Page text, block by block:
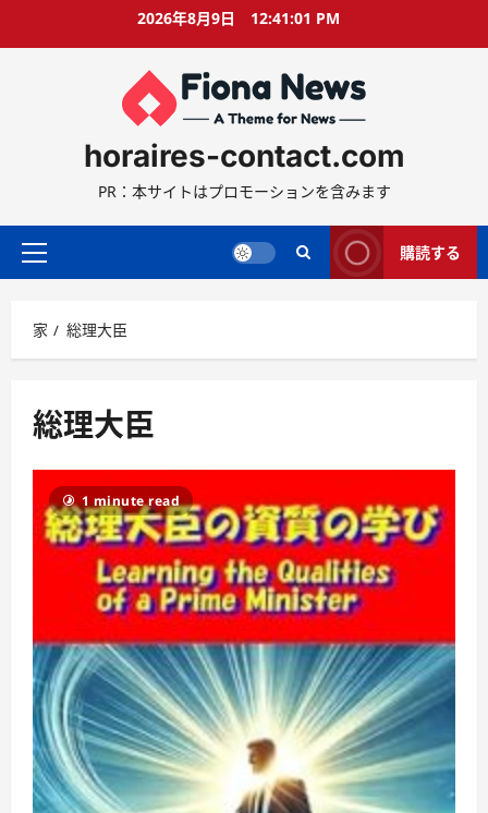
2026年8月9日 12:41:02 PM
horaires-contact.com
PR：本サイトはプロモーションを含みます
プ
マ
リ
メ
ニ
購読する
家 総理大臣
総理大臣
1 minute read